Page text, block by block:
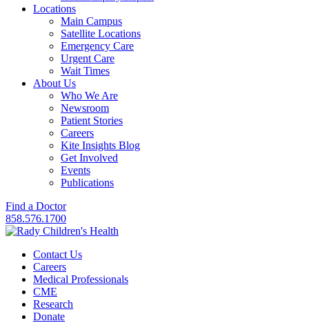
Locations
Main Campus
Satellite Locations
Emergency Care
Urgent Care
Wait Times
About Us
Who We Are
Newsroom
Patient Stories
Careers
Kite Insights Blog
Get Involved
Events
Publications
Find a Doctor
858.576.1700
Contact Us
Careers
Medical Professionals
CME
Research
Donate